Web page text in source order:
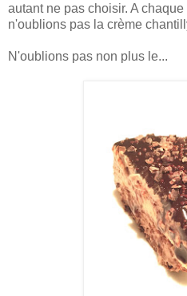
autant ne pas choisir. A
n'oublions pas la crème
N'oublions pas non plus le...